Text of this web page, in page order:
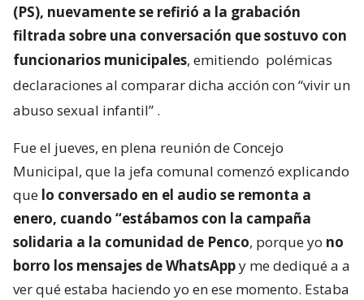
(PS), nuevamente se refirió a la grabación
filtrada sobre una conversación que sostuvo con
funcionarios municipales, emitiendo polémicas
declaraciones al comparar dicha acción con “vivir un
abuso sexual infantil” .
Fue el jueves, en plena reunión de Concejo
Municipal, que la jefa comunal comenzó explicando
que lo conversado en el audio se remonta a
enero, cuando “estábamos con la campaña
solidaria a la comunidad de Penco, porque yo no
borro los mensajes de WhatsAppy me dediqué a a
ver qué estaba haciendo yo en ese momento. Estaba